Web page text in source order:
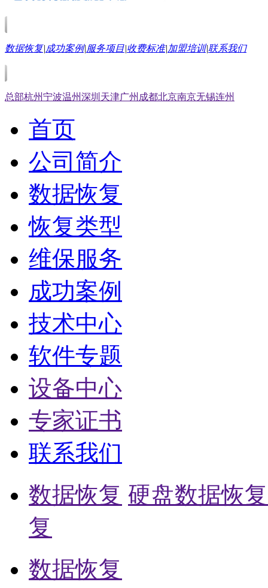
数据恢复|成功案例|服务项目|收费标准|加盟培训|联系我们
总部杭州宁波温州深圳 天津广州 成都北京南京无锡连州
首页
公司简介
数据恢复
恢复类型
维保服务
成功案例
技术中心
软件专题
设备中心
专家证书
联系我们
数据恢复 硬盘数据恢复
复
数据恢复